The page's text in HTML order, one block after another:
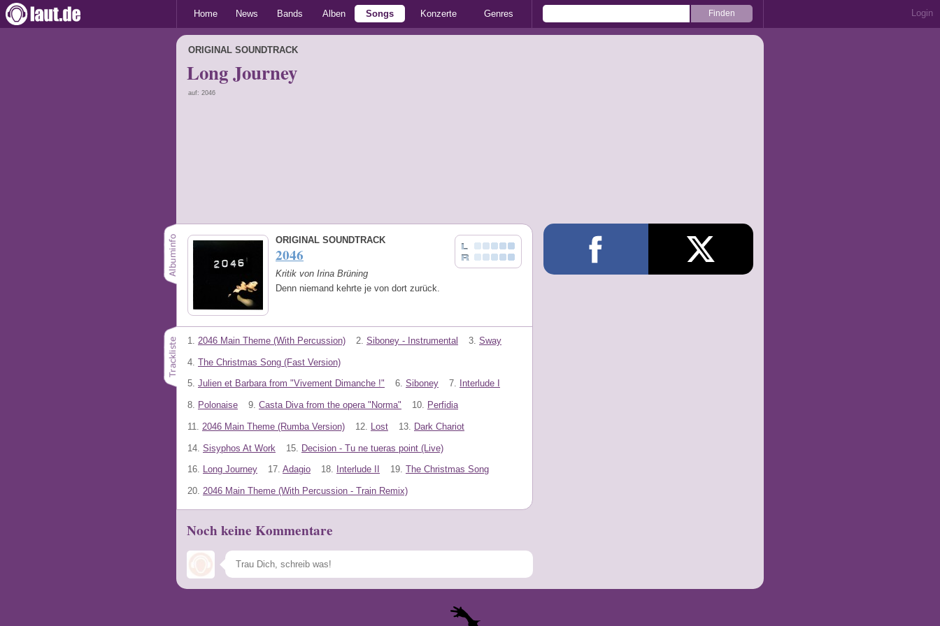
Home News Bands Alben Songs Konzerte Genres Login
ORIGINAL SOUNDTRACK
Long Journey
auf: 2046
ORIGINAL SOUNDTRACK
2046
Kritik von Irina Brüning
Denn niemand kehrte je von dort zurück.
1. 2046 Main Theme (With Percussion) 2. Siboney - Instrumental 3. Sway
4. The Christmas Song (Fast Version)
5. Julien et Barbara from "Vivement Dimanche !" 6. Siboney 7. Interlude I
8. Polonaise 9. Casta Diva from the opera "Norma" 10. Perfidia
11. 2046 Main Theme (Rumba Version) 12. Lost 13. Dark Chariot
14. Sisyphos At Work 15. Decision - Tu ne tueras point (Live)
16. Long Journey 17. Adagio 18. Interlude II 19. The Christmas Song
20. 2046 Main Theme (With Percussion - Train Remix)
Noch keine Kommentare
Speichern